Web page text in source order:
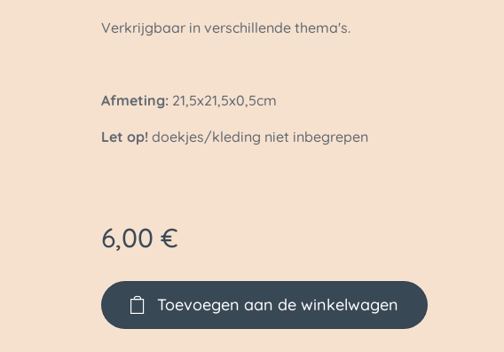
Verkrijgbaar in verschillende thema's.
Afmeting: 21,5x21,5x0,5cm
Let op!doekjes/kleding niet inbegrepen
6,00 €
Toevoegen aan de winkelwagen